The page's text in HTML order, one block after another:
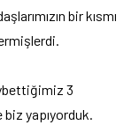
bir kısmı
3
yapıyorduk.